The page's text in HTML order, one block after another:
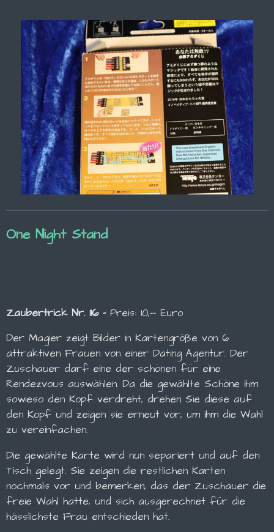
One Night Stand
Zaubertrick Nr. 116 - Preis: 10,-- Euro
Der Magier zeigt Bilder in Kartengröße von 6
attraktiven Frauen von einer Dating Agentur. Der
Zuschauer darf eine der schönen für eine
Rendezvous auswählen. Da die gewählte Schöne ihm
sowieso den Kopf verdreht, drehen Sie diese auf
den Kopf und zeigen sie erneut vor, um ihm die Wahl
zu vereinfachen.
Die gewählte Karte wird nun separiert und auf den
Tisch gelegt. Sie zeigen die restlichen Karten
nochmals vor und bemerken, das der Zuschauer die
freie Wahl hatte, und sich ausgerechnet für die
hässlichste Frau entschieden hat.